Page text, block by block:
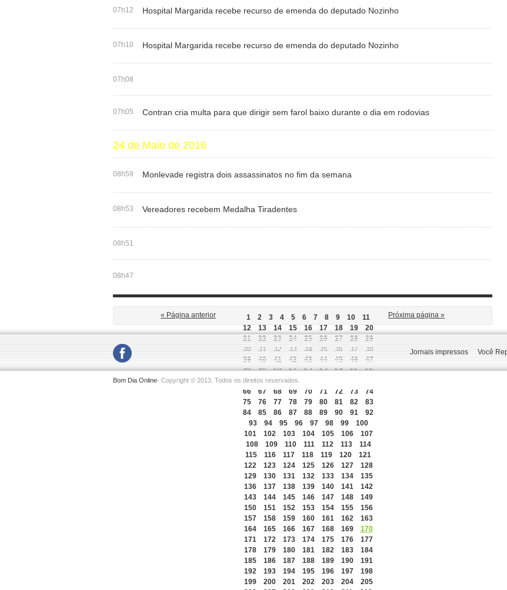
07h12 Hospital Margarida recebe recurso de emenda do deputado Nozinho
07h10 Hospital Margarida recebe recurso de emenda do deputado Nozinho
07h08
07h05 Contran cria multa para que dirigir sem farol baixo durante o dia em rodovias
24 de Maio de 2016
08h59 Monlevade registra dois assassinatos no fim da semana
08h53 Vereadores recebem Medalha Tiradentes
08h51
08h47
« Página anterior 1 2 3 4 5 6 7 8 9 10
11
12
13 14 15 16 17 18 19
20
21
22 23 24 25 26 27 28
29
30
31 32 33 34 35 36 37
38
39
40 41 42 43 44 45 46
47
48
49 50 51 52 53 54 55
56
57
58 59 60
66
67 68 69 70 71 72 73
74
75
76 77 78 79 80 81 82
83
84
85 86 87 88 89 90 91
92
93
94 95 96 97 98 99
100
101
102 103 104 105 106
107
108
109 110 111 112 113
114
115
116 117 118 119 120
121
122
123 124 125 126 127
128
129
130 131 132 133 134
135
136
137 138 139 140 141
142
143
144 145 146 147 148
149
150
151 152 153 154 155
156
157
158 159 160 161 162
163
164
165 166 167 168 169
170
171
172 173 174 175 176
177
178
179 180 181 182 183
184
185
186 187 188 189 190
191
192
193 194 195 196 197
198
199
200 201 202 203 204
205
Próxima página »
Jornais impressos Você
Bom Dia Online- Copyright © 2013. Todos os direitos reservados.